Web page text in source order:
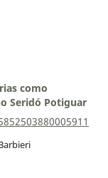
como
Seridó Potiguar